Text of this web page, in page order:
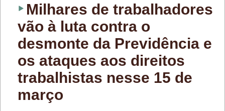
Milhares de trabalhadores
vão à luta contra o
desmonte da Previdência e
os ataques aos direitos
trabalhistas nesse 15 de
março